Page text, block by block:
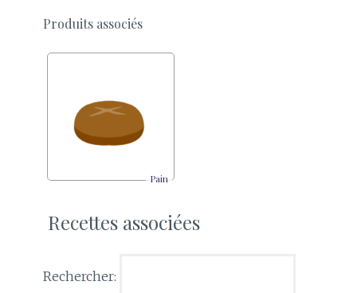
Produits associés
Pain
Recettes associées
Rechercher: